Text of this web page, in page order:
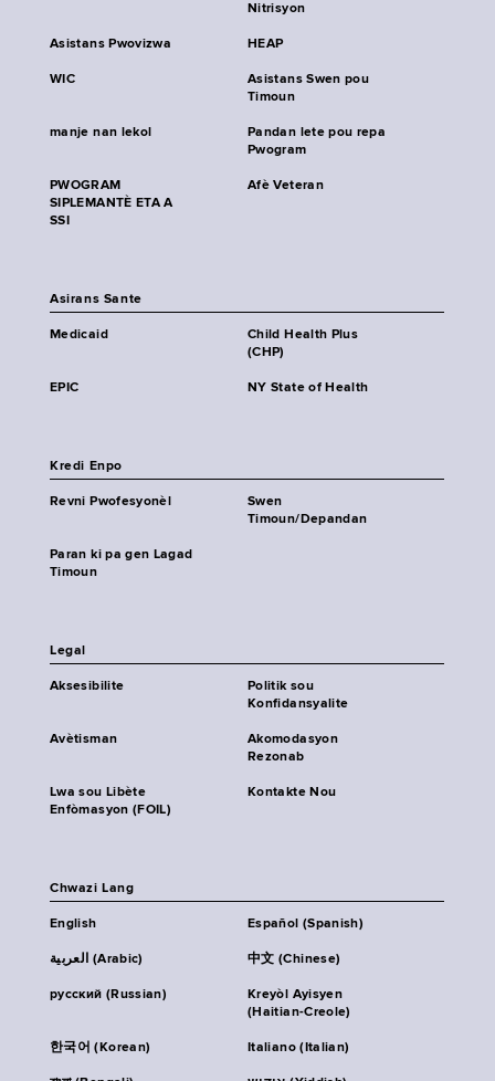
Nitrisyon
Asistans Pwovizwa HEAP
WIC
Asistans Swen pou
Timoun
manje nan lekol
Pandan lete pou repa
Pwogram
PWOGRAM
SIPLEMANTÈ ETA A
SSI
Afè Veteran
Asirans Sante
Medicaid
Child Health Plus
(CHP)
EPIC NY State of Health
Kredi Enpo
Revni Pwofesyonèl
Swen
Timoun/Depandan
Paran ki pa gen Lagad
Timoun
Legal
Aksesibilite
Politik sou
Konfidansyalite
Avètisman
Akomodasyon
Rezonab
Lwa sou Libète
Enfòmasyon (FOIL)
Kontakte Nou
Chwazi Lang
English Español (Spanish)
العربية (Arabic) 中文 (Chinese)
русский (Russian)
Kreyòl Ayisyen
(Haitian-Creole)
한국어 (Korean) Italiano (Italian)